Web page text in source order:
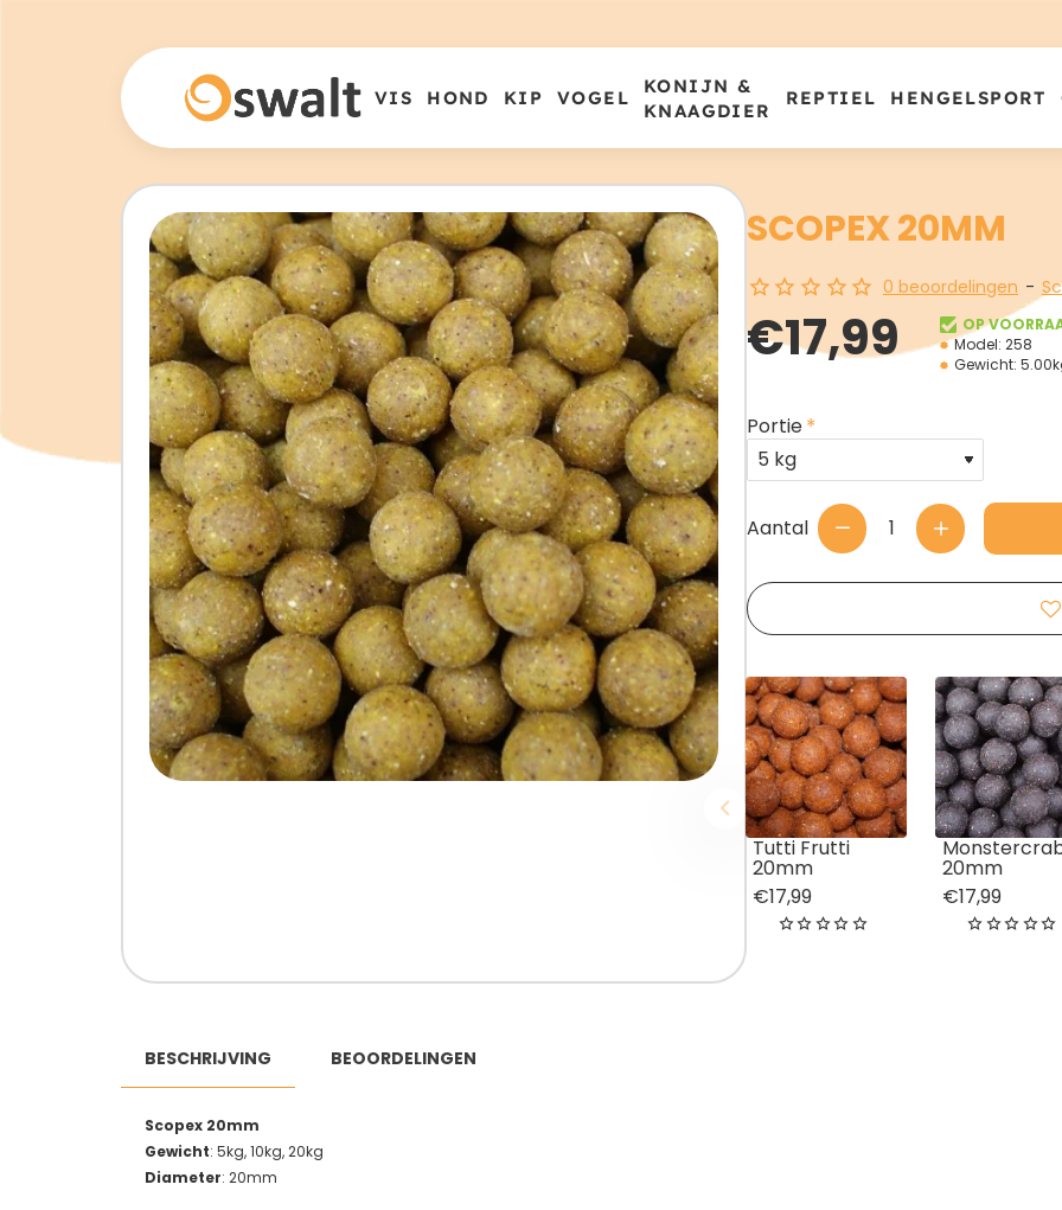
VIS HOND KIP VOGEL
KONIJN &
KNAAGDIER
REPTIEL HENGELSPORT
SCOPEX 20MM
0 beoordelingen -
€17,99
OP
Model: 258
Gewicht:
Portie
Aantal
Tutti Frutti
20mm
€17,99
20mm
€17,99
BESCHRIJVING BEOORDELINGEN
Scopex 20mm
Gewicht: 5kg, 10kg, 20kg
Diameter: 20mm